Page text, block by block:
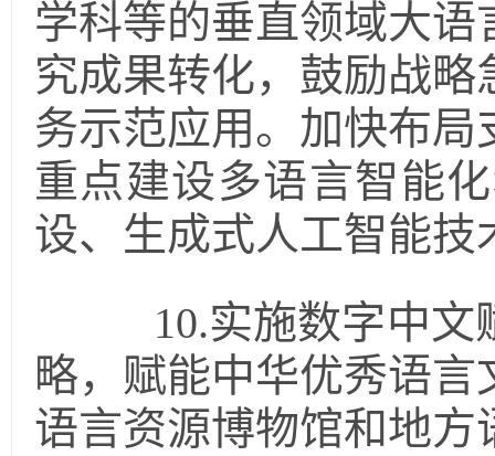
学科等的垂直领域大
究成果转化，鼓励战
务示范应用。加快布
重点建设多语言智能
设、生成式人工智能
10.实施数字中文
略，赋能中华优秀语
语言资源博物馆和地